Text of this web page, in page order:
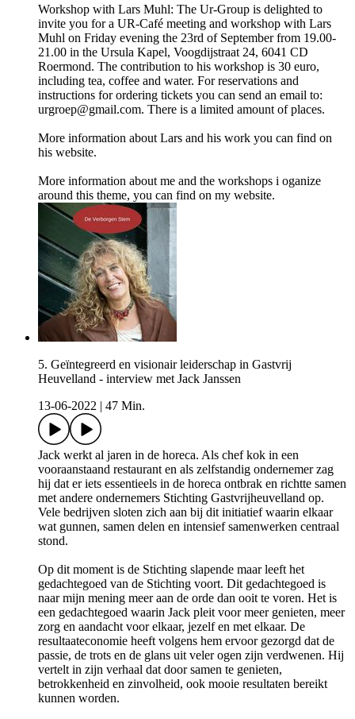
Workshop with Lars Muhl: The Ur-Group is delighted to
invite you for a UR-Café meeting and workshop with Lars
Muhl on Friday evening the 23rd of September from 19.00-
21.00 in the Ursula Kapel, Voogdijstraat 24, 6041 CD
Roermond. The contribution to his workshop is 30 euro,
including tea, coffee and water. For reservations and
instructions for ordering tickets you can send an email to:
urgroep@gmail.com. There is a limited amount of places.
More information about Lars and his work you can find on
his website.
More information about me and the workshops i oganize
around this theme, you can find on my website.
5. Geïntegreerd en visionair leiderschap in Gastvrij
Heuvelland - interview met Jack Janssen
13-06-2022
47 Min.
Jack werkt al jaren in de horeca. Als chef kok in een
vooraanstaand restaurant en als zelfstandig ondernemer zag
hij dat er iets essentieels in de horeca ontbrak en richtte samen
met andere ondernemers Stichting Gastvrijheuvelland op.
Vele bedrijven sloten zich aan bij dit initiatief waarin elkaar
wat gunnen, samen delen en intensief samenwerken centraal
stond.
Op dit moment is de Stichting slapende maar leeft het
gedachtegoed van de Stichting voort. Dit gedachtegoed is
naar mijn mening meer aan de orde dan ooit te voren. Het is
een gedachtegoed waarin Jack pleit voor meer genieten, meer
zorg en aandacht voor elkaar, jezelf en met elkaar. De
resultaateconomie heeft volgens hem ervoor gezorgd dat de
passie, de trots en de glans uit veler ogen zijn verdwenen. Hij
vertelt in zijn verhaal dat door samen te genieten,
betrokkenheid en zinvolheid, ook mooie resultaten bereikt
kunnen worden.